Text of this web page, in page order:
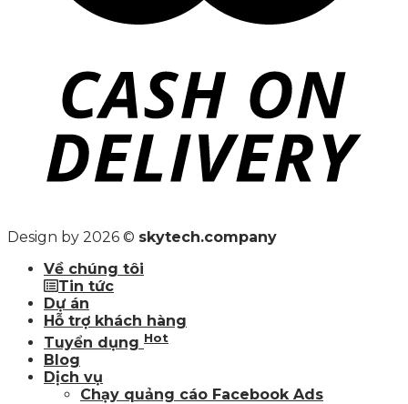
Design by 2026 © skytech.company
Về chúng tôi
Tin tức
Dự án
Hỗ trợ khách hàng
Tuyển dụng Hot
Blog
Dịch vụ
Chạy quảng cáo Facebook Ads